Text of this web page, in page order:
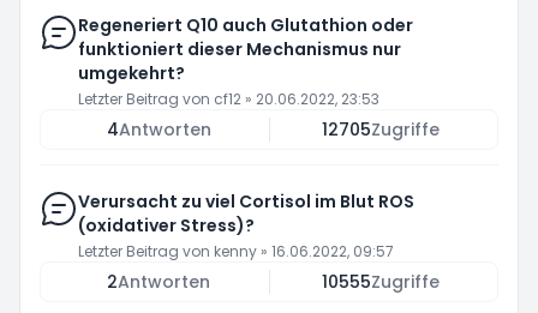
Regeneriert Q10 auch Glutathion oder
funktioniert dieser Mechanismus nur
umgekehrt?
Letzter Beitrag von cf12 » 20.06.2022, 23:53
4Antworten 12705Zugriffe
Verursacht zu viel Cortisol im Blut ROS
(oxidativer Stress)?
Letzter Beitrag von kenny » 16.06.2022, 09:57
2Antworten 10555Zugriffe